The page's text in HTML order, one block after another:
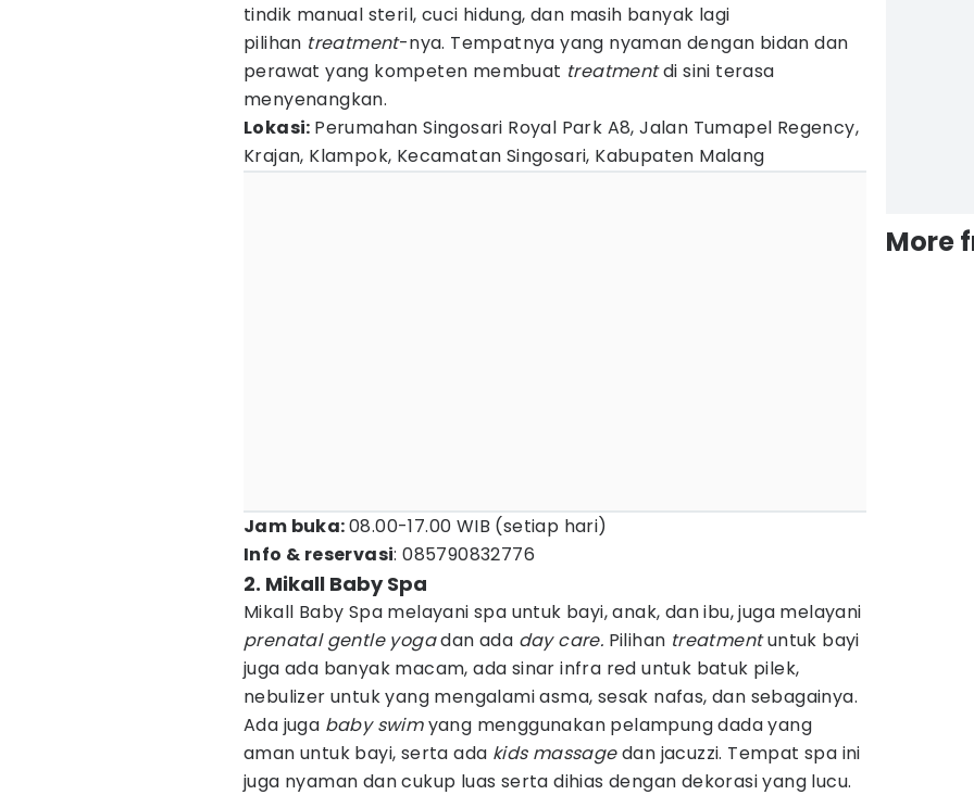
tindik manual steril, cuci hidung, dan masih banyak lagi
pilihan treatment-nya. Tempatnya yang nyaman dengan bidan dan
perawat yang kompeten membuat treatmentdi sini terasa
menyenangkan.
Lokasi: Perumahan Singosari Royal Park A8, Jalan Tumapel Regency,
Krajan, Klampok, Kecamatan Singosari, Kabupaten Malang
Jam buka:08.00-17.00 WIB (setiap hari)
Info & reservasi: 085790832776
2. Mikall Baby Spa
Mikall Baby Spa melayani spa untuk bayi, anak, dan ibu, juga melayani
prenatal gentle yogadan ada day care. Pilihan treatmentuntuk bayi
juga ada banyak macam, ada sinar infra red untuk batuk pilek,
nebulizer untuk yang mengalami asma, sesak nafas, dan sebagainya.
Ada juga baby swimyang menggunakan pelampung dada yang
aman untuk bayi, serta ada kids massagedan jacuzzi. Tempat spa ini
juga nyaman dan cukup luas serta dihias dengan dekorasi yang lucu.
More